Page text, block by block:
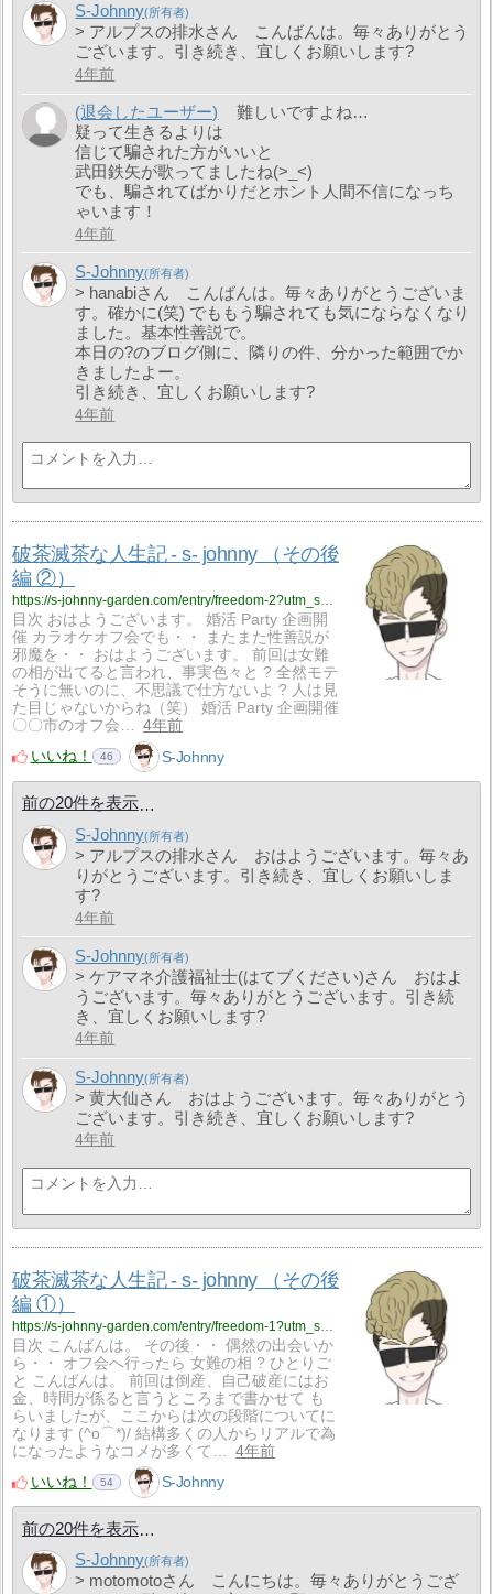
S-Johnny
> アルプスの排水さん こんばんは。毎々ありがとう
ございます。引き続き、宜しくお願いします?
4年前
(退会したユーザー)
難しいですよね…
疑って生きるよりは
信じて騙された方がいいと
武田鉄矢が歌ってましたね(>_<)
でも、騙されてばかりだとホント人間不信になっち
ゃいます！
4年前
S-Johnny
> hanabiさん こんばんは。毎々ありがとうございま
す。確かに(笑) でももう騙されても気にならなくなり
ました。基本性善説で。
本日の?のブログ側に、隣りの件、分かった範囲でか
きましたよー。
引き続き、宜しくお願いします?
4年前
破茶滅茶な人生記 - s- johnny （その後
編 ②）
https://s-johnny-garden.com/entry/freedom-2?utm_source=feed
目次 おはようございます。 婚活 Party 企画開
催 カラオケオフ会でも・・ またまた性善説が
邪魔を・・ おはようございます。 前回は女難
の相が出てると言われ、事実色々と ? 全然モテ
そうに無いのに、不思議で仕方ないよ ? 人は見
た目じゃないからね（笑） 婚活 Party 企画開催
〇〇市のオフ会…
4年前
いいね！
46 S-Johnny
前の20件を表示
S-Johnny
> アルプスの排水さん おはようございます。毎々あ
りがとうございます。引き続き、宜しくお願いしま
す?
4年前
S-Johnny
> ケアマネ介護福祉士(はてブください)さん おはよ
うございます。毎々ありがとうございます。引き続
き、宜しくお願いします?
4年前
S-Johnny
> 黄大仙さん おはようございます。毎々ありがとう
ございます。引き続き、宜しくお願いします?
4年前
破茶滅茶な人生記 - s- johnny （その後
編 ①）
目次 こんばんは。 その後・・ 偶然の出会いか
ら・・ オフ会へ行ったら 女難の相 ? ひとりご
と こんばんは。 前回は倒産、自己破産にはお
金、時間が係ると言うところまで書かせて も
らいましたが、ここからは次の段階についてに
なります (^o⌒*)/ 結構多くの人からリアルで為
になったようなコメが多くて…
4年前
いいね！
54 S-Johnny
前の20件を表示
S-Johnny
> motomotoさん こんにちは。毎々ありがとうござ